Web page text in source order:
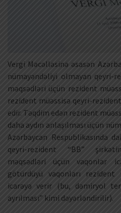
Vergi Məcəlləsinə əsasən
nümayəndəliyi olmayan qeyri-
məqsədləri üçün rezident
rezident müəssisə qeyri-
edir. Təqdim edən rezident
daha aydın anlaşılması üçün
Azərbaycan Respublikasında
qeyri-rezident “BB”
məqsədləri üçün vaqonlar
götürdüyü vaqonları rezident
icarəyə verir (bu, dəmiryol
ayrılması” kimi dəyərləndirilir).